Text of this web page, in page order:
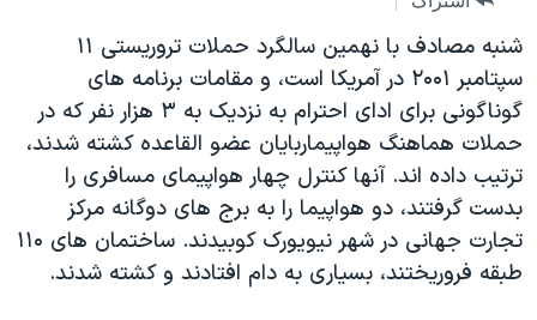
اصلی
جهش
به
جستجو
گزیده‌ها
ویژه برنامه‌ها
فرهنگ و زندگی
حقوق شهروندی
اقتصادی
عملیات خشم حماسی
۲۵۰سالگی آمریکا
بایگانی برنامه‌های تلویزیونی
مستندها
انتخابات ریاست جمهوری آمریکا ۲۰۲۴
حمله جمهوری اسلامی به اسرائیل
فرکانس‌های صدای آمریکا
پخش رادیویی
یادگیری زبان انگلیسی
دنبال کنید
شنبه مصادف با نهمین سالگرد حملات تروریستی ۱۱
سپتامبر ۲۰۰۱ در آمریکا است، و مقامات برنامه های
گوناگونی برای ادای احترام به نزدیک به ۳ هزار نفر که در
حملات هماهنگ هواپیماربایان عضو القاعده کشته شدند،
ترتیب داده اند. آنها کنترل چهار هواپیمای مسافری را
بدست گرفتند، دو هواپیما را به برج های دوگانه مرکز
تجارت جهانی در شهر نیویورک کوبیدند. ساختمان های ۱۱۰
طبقه فروریختند، بسیاری به دام افتادند و کشته شدند.